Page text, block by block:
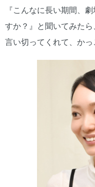
『こんなに長い期間、
すか？』と聞いてみた
言い切ってくれて、かっ